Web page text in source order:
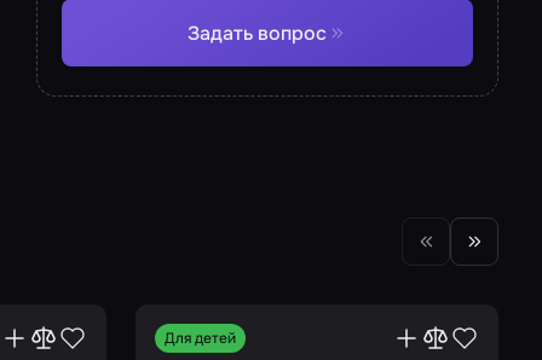
Задать вопрос
Для детей